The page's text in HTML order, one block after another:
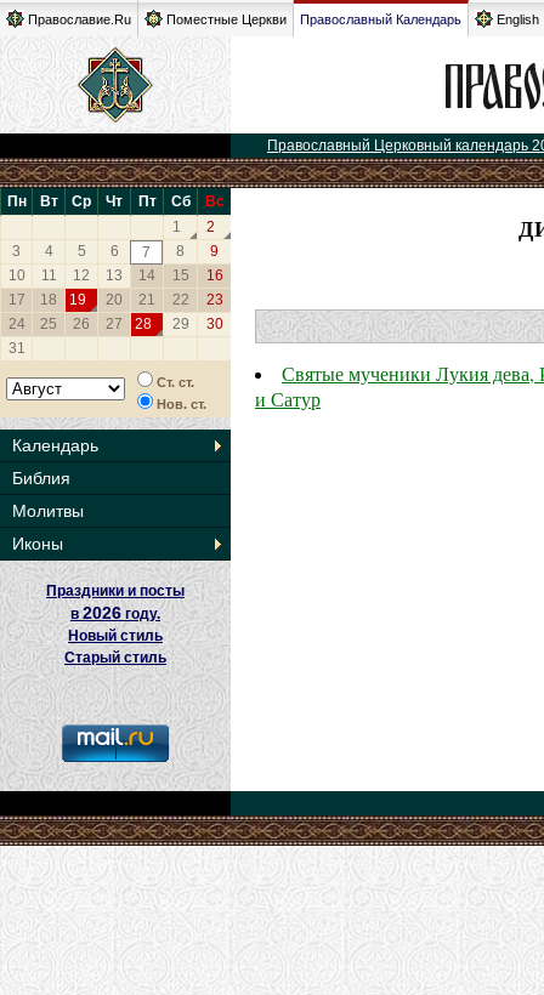
Православие.Ru Поместные Церкви Православный Календарь English
Православный Церковный календарь
Пн Вт Ср Чт Пт Сб
Вс
1
2
3
4 5 6 7 8
9
10
11 12 13 14 15
16
17
18 19 20 21 22
23
24
25 26 27 28 29
30
31
Ст. ст.
Нов. ст.
Календарь
Библия
Молитвы
Иконы
Праздники и посты
в2026 году.
Новый стиль
Старый стиль
Святые мученики Лукия
и Сатур